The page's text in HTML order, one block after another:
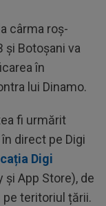
cârma roș-
și Botoșani va
în
lui Dinamo.
fi urmărit
direct pe Digi
Digi
și App Store), de
pe teritoriul țării.